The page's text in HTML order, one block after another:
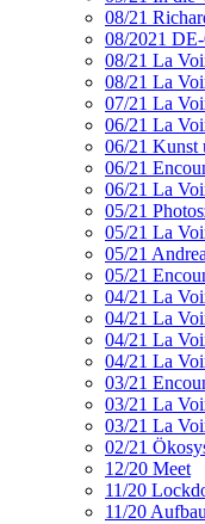
08/21
08/2021
08/21 La
08/21 La
07/21 La
06/21 La
06/21 Kunst
06/21
06/21 La
05/21
05/21 La
05/21
05/21
04/21 La
04/21 La
04/21 La
04/21 La
03/21
03/21 La
03/21 La
02/21
12/20 Meet
11/20
11/20